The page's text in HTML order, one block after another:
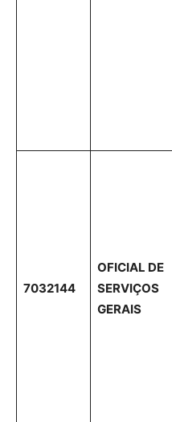
7032144
OFICIAL DE
SERVIÇOS
GERAIS